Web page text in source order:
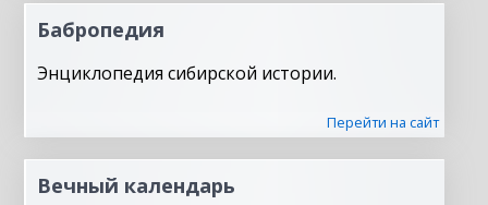
Бабропедия
Энциклопедия сибирской истории.
Перейти на сайт
Вечный календарь